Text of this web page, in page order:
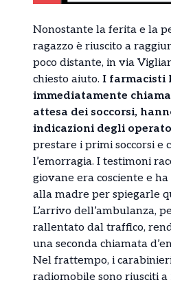
Nonostante la ferita e la
ragazzo è riuscito a
poco distante, in via
chiesto aiuto. I farmacisti
immediatamente
attesa dei soccorsi,
indicazioni degli
prestare i primi soccorsi e
l’emorragia. I testimoni
giovane era cosciente e
alla madre per spiegarle
L’arrivo dell’ambulanza,
rallentato dal traffico,
una seconda chiamata
Nel frattempo, i
radiomobile sono riusciti